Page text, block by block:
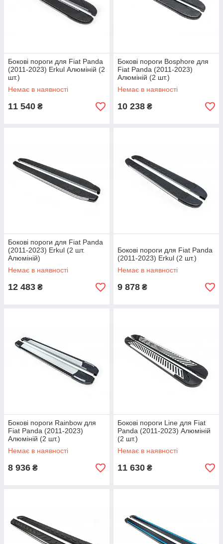
Бокові пороги для Fiat Panda
(2011-2023) Erkul Алюміній (2
шт.)
Немає в наявності
11 540 ₴
Бокові пороги Bosphore для
Fiat Panda (2011-2023)
Алюміній (2 шт.)
Немає в наявності
10 238 ₴
Бокові пороги для Fiat Panda
(2011-2023) Erkul (2 шт.
Алюміній)
Немає в наявності
12 483 ₴
Бокові пороги для Fiat Panda
(2011-2023) Erkul (2 шт.)
Немає в наявності
9 878 ₴
Бокові пороги Rainbow для
Fiat Panda (2011-2023)
Алюміній (2 шт.)
Немає в наявності
8 936 ₴
Бокові пороги Line для Fiat
Panda (2011-2023) Алюміній
(2 шт.)
Немає в наявності
11 630 ₴